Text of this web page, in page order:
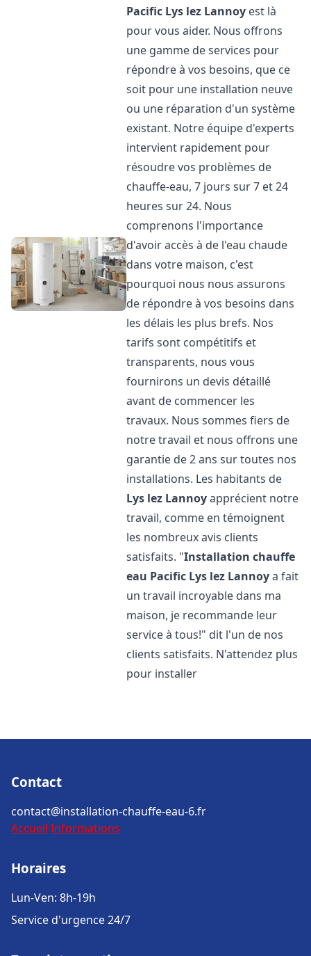
Pacific Lys lez Lannoy est là
pour vous aider. Nous offrons
une gamme de services pour
répondre à vos besoins, que ce
soit pour une installation neuve
ou une réparation d'un système
existant. Notre équipe d'experts
intervient rapidement pour
résoudre vos problèmes de
chauffe-eau, 7 jours sur 7 et 24
heures sur 24. Nous
comprenons l'importance
d'avoir accès à de l'eau chaude
dans votre maison, c'est
pourquoi nous nous assurons
de répondre à vos besoins dans
les délais les plus brefs. Nos
tarifs sont compétitifs et
transparents, nous vous
fournirons un devis détaillé
avant de commencer les
travaux. Nous sommes fiers de
notre travail et nous offrons une
garantie de 2 ans sur toutes nos
installations. Les habitants de
Lys lez Lannoyapprécient notre
travail, comme en témoignent
les nombreux avis clients
satisfaits. "Installation chauffe
eau Pacific Lys lez Lannoya fait
un travail incroyable dans ma
maison, je recommande leur
service à tous!" dit l'un de nos
clients satisfaits. N'attendez plus
pour installer
Contact
contact@installation-chauffe-eau-6.fr
Accueil Informations
Horaires
Lun-Ven: 8h-19h
Service d'urgence 24/7